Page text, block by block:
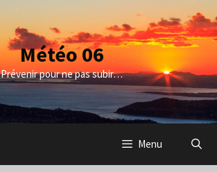
Météo 06
Prévenir pour ne pas subir…
Menu